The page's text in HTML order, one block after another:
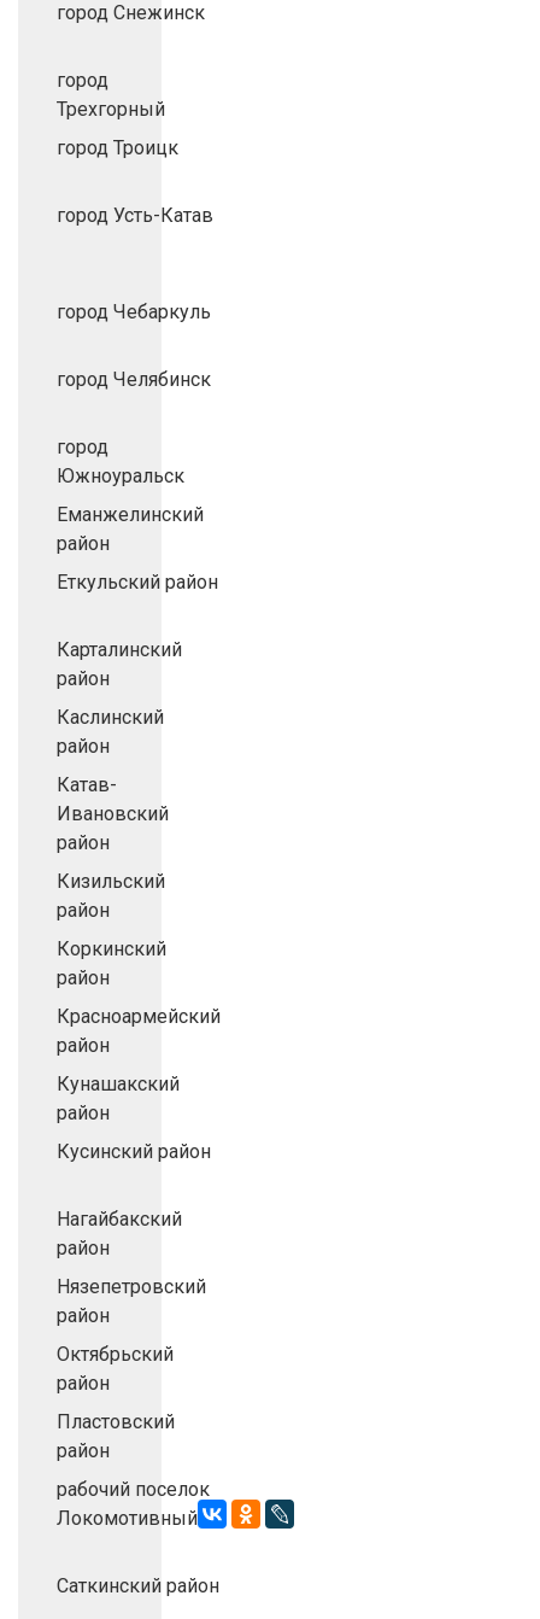
город Снежинск
город
Трехгорный
город Троицк
город Усть-Катав
город Чебаркуль
город Челябинск
город
Южноуральск
Еманжелинский
район
Еткульский район
Карталинский
район
Каслинский
район
Катав-
Ивановский
район
Кизильский
район
Коркинский
район
Красноармейский
район
Кунашакский
район
Кусинский район
Нагайбакский
район
Нязепетровский
район
Октябрьский
район
Пластовский
район
рабочий поселок
Локомотивный
Саткинский район